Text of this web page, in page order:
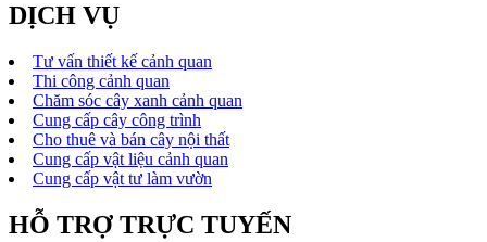
DỊCH VỤ
Tư vấn thiết kế cảnh quan
Thi công cảnh quan
Chăm sóc cây xanh cảnh quan
Cung cấp cây công trình
Cho thuê và bán cây nội thất
Cung cấp vật liệu cảnh quan
Cung cấp vật tư làm vườn
HỖ TRỢ TRỰC TUYẾN